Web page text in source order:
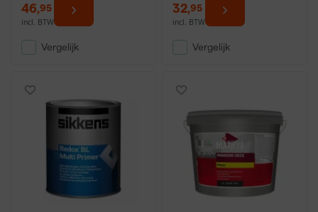
46,95
incl. BTW
Vergelijk
32,95
incl. BTW
Vergelijk